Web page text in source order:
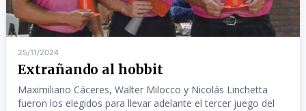
25/11/2024
Extrañando al hobbit
Maximiliano Cáceres, Walter Milocco y Nicolás Linchetta
fueron los elegidos para llevar adelante el tercer juego del